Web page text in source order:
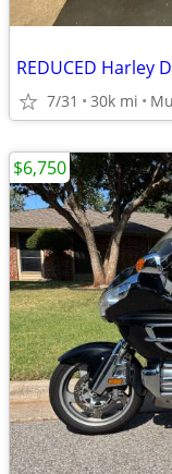
7/31 30k mi
$6,750